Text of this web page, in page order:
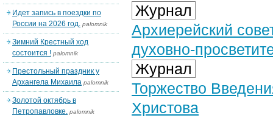
Журнал
Архиерейский
духовно-
Журнал
Торжество
Христова
Идет запись в поездки по
России на 2026 год. palomnik
Зимний Крестный ход
состоится ! palomnik
Престольный праздник у
Архангела Михаила palomnik
Золотой октябрь в
Петропавловке. palomnik